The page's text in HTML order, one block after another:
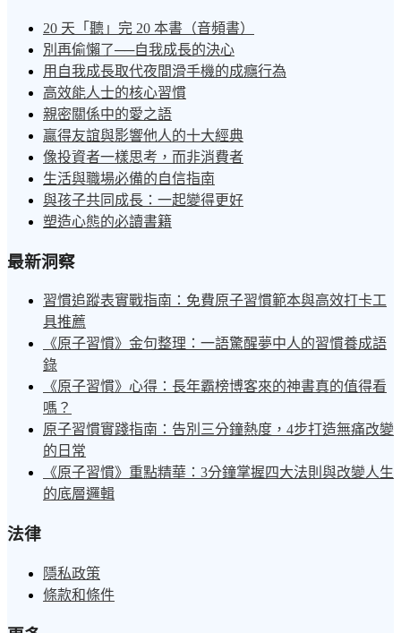
20 天「聽」完 20 本書（音頻書）
別再偷懶了──自我成長的決心
用自我成長取代夜間滑手機的成癮行為
高效能人士的核心習慣
親密關係中的愛之語
贏得友誼與影響他人的十大經典
像投資者一樣思考，而非消費者
生活與職場必備的自信指南
與孩子共同成長：一起變得更好
塑造心態的必讀書籍
最新洞察
習慣追蹤表實戰指南：免費原子習慣範本與高效打卡工
具推薦
《原子習慣》金句整理：一語驚醒夢中人的習慣養成語
錄
《原子習慣》心得：長年霸榜博客來的神書真的值得看
嗎？
原子習慣實踐指南：告別三分鐘熱度，4步打造無痛改變
的日常
《原子習慣》重點精華：3分鐘掌握四大法則與改變人生
的底層邏輯
法律
隱私政策
條款和條件